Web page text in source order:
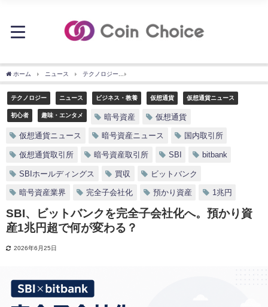
ホーム ニュース テクノロジー
テクノロジー ニュース ビジネス・教養 仮想通貨 仮想通貨ニュース
初心者 趣味・エンタメ 暗号資産 仮想通貨
仮想通貨ニュース 暗号資産ニュース 国内取引所
仮想通貨取引所 暗号資産取引所 SBI bitbank
SBIホールディングス 買収 ビットバンク
暗号資産業界 完全子会社化 預かり資産 1兆円
SBI、ビットバンクを完全子会社化へ。預かり資
産1兆円超で何が変わる？
2026年6月25日